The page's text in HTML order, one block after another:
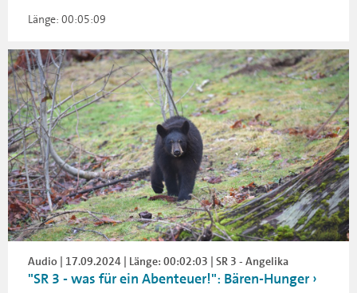
Länge: 00:05:09
Audio | 17.09.2024 | Länge: 00:02:03 | SR 3 - Angelika
"SR 3 - was für ein Abenteuer!": Bären-Hunger